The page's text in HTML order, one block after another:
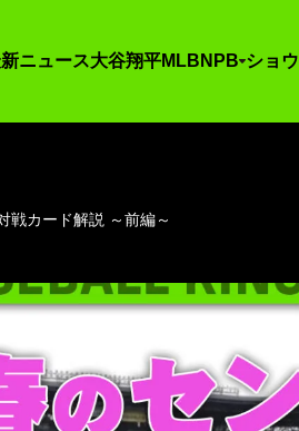
ニュース大谷翔平MLB NPB ショ
戦カード解説 ～前編～